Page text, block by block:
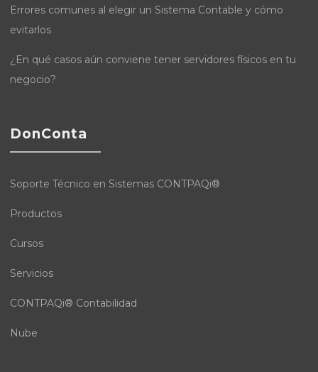
Errores comunes al elegir un Sistema Contable y cómo
evitarlos
¿En qué casos aún conviene tener servidores físicos en tu
negocio?
DonConta
Soporte Técnico en Sistemas CONTPAQi®
Productos
Cursos
Servicios
CONTPAQi® Contabilidad
Nube